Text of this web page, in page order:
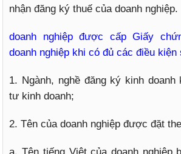
nhận đăng ký thuế của doanh nghiệp.
doanh nghiệp được cấp Giấy
doanh nghiệp khi có đủ các điều kiện
1. Ngành, nghề đăng ký kinh doanh
tư kinh doanh;
2. Tên của doanh nghiệp được đặt